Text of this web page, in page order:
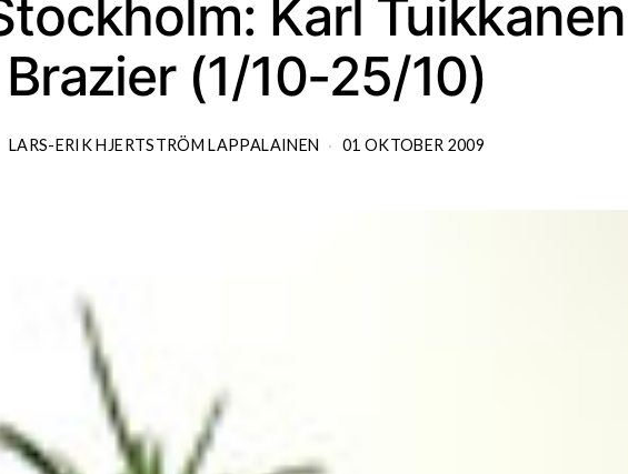
Karl
Brazier (1/10-25/10)
LARS-ERIK HJERTSTRÖM LAPPALAINEN 01 OKTOBER 2009